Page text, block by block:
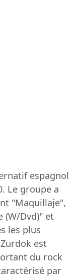
espagnol
Le groupe a
"Maquillaje",
(W/Dvd)" et
les plus
est
du rock
par